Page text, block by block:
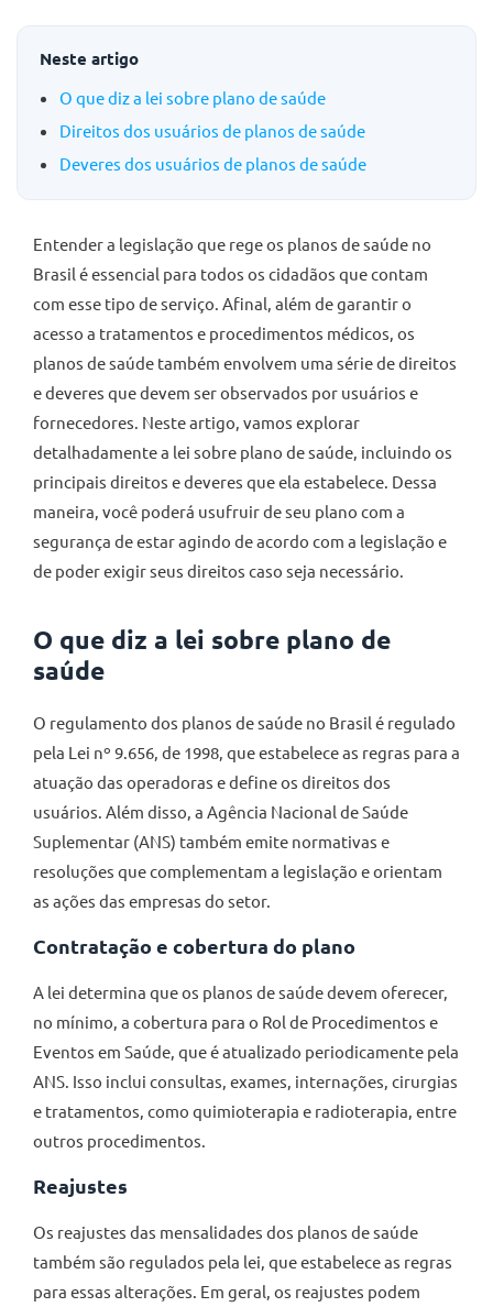
Neste artigo
O que diz a lei sobre plano de saúde
Direitos dos usuários de planos de saúde
Deveres dos usuários de planos de saúde
Entender a legislação que rege os planos de saúde no
Brasil é essencial para todos os cidadãos que contam
com esse tipo de serviço. Afinal, além de garantir o
acesso a tratamentos e procedimentos médicos, os
planos de saúde também envolvem uma série de direitos
e deveres que devem ser observados por usuários e
fornecedores. Neste artigo, vamos explorar
detalhadamente a lei sobre plano de saúde, incluindo os
principais direitos e deveres que ela estabelece. Dessa
maneira, você poderá usufruir de seu plano com a
segurança de estar agindo de acordo com a legislação e
de poder exigir seus direitos caso seja necessário.
O que diz a lei sobre plano de
saúde
O regulamento dos planos de saúde no Brasil é regulado
pela Lei nº 9.656, de 1998, que estabelece as regras para a
atuação das operadoras e define os direitos dos
usuários. Além disso, a Agência Nacional de Saúde
Suplementar (ANS) também emite normativas e
resoluções que complementam a legislação e orientam
as ações das empresas do setor.
Contratação e cobertura do plano
A lei determina que os planos de saúde devem oferecer,
no mínimo, a cobertura para o Rol de Procedimentos e
Eventos em Saúde, que é atualizado periodicamente pela
ANS. Isso inclui consultas, exames, internações, cirurgias
e tratamentos, como quimioterapia e radioterapia, entre
outros procedimentos.
Reajustes
Os reajustes das mensalidades dos planos de saúde
também são regulados pela lei, que estabelece as regras
para essas alterações. Em geral, os reajustes podem